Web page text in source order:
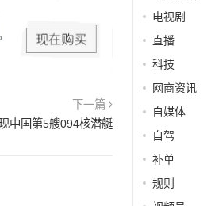
下一篇
中国第5艘094核潜艇
电视剧
直播
科技
网商资讯
自媒体
自驾
补单
规则